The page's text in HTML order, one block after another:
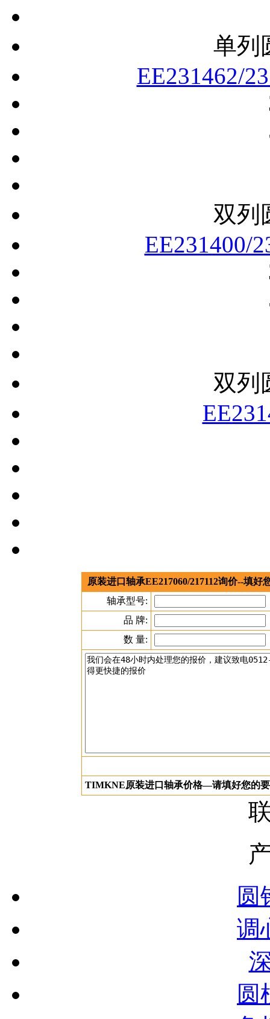
单列
EE231462/
双列
EE231400/
双列
原装进口轴承EE217060/217112询价--填
轴承型号:
品 牌:
数 量:
TIMKNE原装进口轴承价格—请填好您的
圆
调
圆